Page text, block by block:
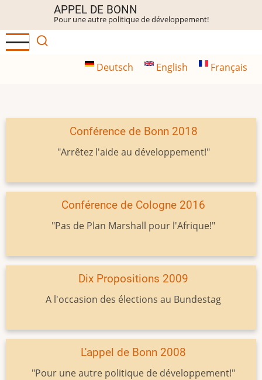
contenu
principal
APPEL DE BONN
Pour une autre politique de développement!
Deutsch English Français
Conférence de Bonn 2018
"Arrêtez l'aide au développement!"
Conférence de Cologne 2016
"Pas de Plan Marshall pour l'Afrique!"
Dix Propositions 2009
A l'occasion des élections au Bundestag
L'appel de Bonn 2008
"Pour une autre politique de développement!"